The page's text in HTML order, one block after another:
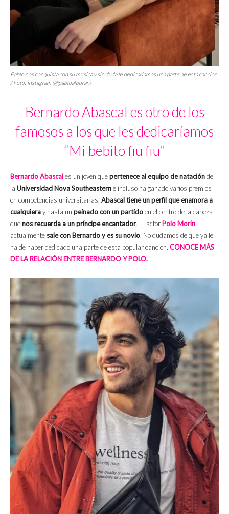
Pablo nos conquista con su música y sin duda le dedicaríamos una parte de esta canción.
/ Foto: Instagram (@pabloalboran)
Bernardo Abascal es otro de los
famosos a los que les dedicaríamos
“Mi bebito fiu fiu”
Bernardo Abascales un joven quepertenece al equipo de nataciónde
la Universidad Nova Southeasterne incluso ha ganado varios premios
en competencias universitarias. Abascal tiene un perfil que enamora a
cualquieray hasta un peinado con un partidoen el centro de la cabeza
quenos recuerda a un príncipe encantador. El actorPolo Morín
actualmente sale con Bernardo y es su novio. No dudamos de que ya le
ha de haber dedicado una parte de esta popular canción. CONOCE MÁS
DE LA RELACIÓN ENTRE BERNARDO Y POLO.